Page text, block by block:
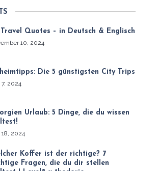
Quotes – in Deutsch & Englisch
10, 2024
Die 5 günstigsten City Trips
7, 2024
Urlaub: 5 Dinge, die du wissen
18, 2024
Koffer ist der richtige? 7
Fragen, die du dir stellen